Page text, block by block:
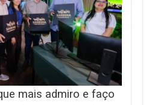
mais admiro e faço